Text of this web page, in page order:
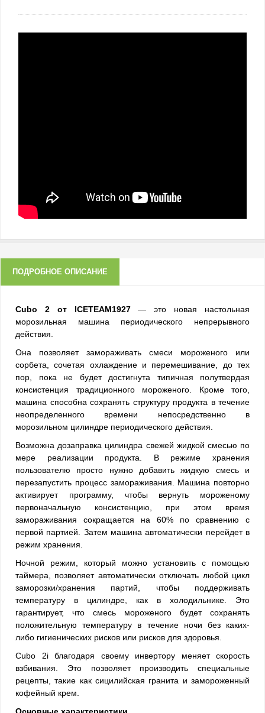
ПОДРОБНОЕ ОПИСАНИЕ
Cubo 2 от ICETEAM1927— это новая настольная
морозильная машина периодического непрерывного
действия.
Она позволяет замораживать смеси мороженого или
сорбета, сочетая охлаждение и перемешивание, до тех
пор, пока не будет достигнута типичная полутвердая
консистенция традиционного мороженого. Кроме того,
машина способна сохранять структуру продукта в течение
неопределенного времени непосредственно в
морозильном цилиндре периодического действия.
Возможна дозаправка цилиндра свежей жидкой смесью по
мере реализации продукта. В режиме хранения
пользователю просто нужно добавить жидкую смесь и
перезапустить процесс замораживания. Машина повторно
активирует программу, чтобы вернуть мороженому
первоначальную консистенцию, при этом время
замораживания сокращается на 60% по сравнению с
первой партией. Затем машина автоматически перейдет в
режим хранения.
Ночной режим, который можно установить с помощью
таймера, позволяет автоматически отключать любой цикл
заморозки/хранения партий, чтобы поддерживать
температуру в цилиндре, как в холодильнике. Это
гарантирует, что смесь мороженого будет сохранять
положительную температуру в течение ночи без каких-
либо гигиенических рисков или рисков для здоровья.
Cubo 2i благодаря своему инвертору меняет скорость
взбивания. Это позволяет производить специальные
рецепты, такие как сицилийская гранита и замороженный
кофейный крем.